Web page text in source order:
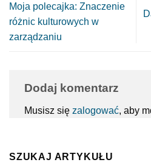
Moja polecajka: Znaczenie
różnic kulturowych w
zarządzaniu
Dodaj komentarz
Musisz się zalogować, aby
SZUKAJ ARTYKUŁU